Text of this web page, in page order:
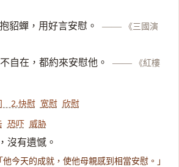
貂蟬，用好言安慰。 ——
《三國演
自在，都約來安慰他。 ——
《紅樓
2.快慰 宽慰 欣慰
恐吓 威胁
沒有遺憾。
他今天的成就，使他母親感到相當安慰。」